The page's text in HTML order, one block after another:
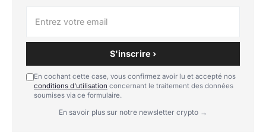
S'inscrire ›
En cochant cette case, vous confirmez avoir lu et accepté nos
conditions d'utilisation concernant le traitement des données
soumises via ce formulaire.
En savoir plus sur notre newsletter crypto →